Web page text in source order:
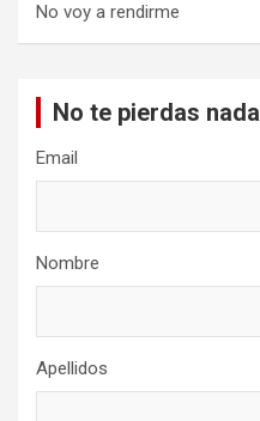
No voy a rendirme
No te pierdas nada
Email
Nombre
Apellidos